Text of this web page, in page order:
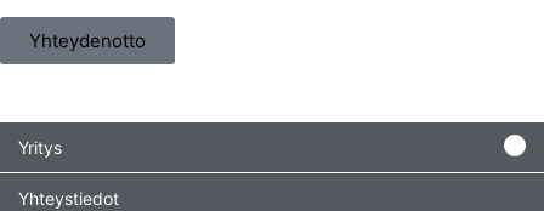
Yhteydenotto
Yritys
Yhteystiedot